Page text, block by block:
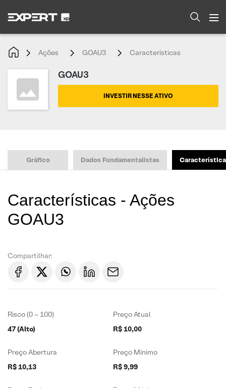
Ações GOAU3 Características
GOAU3
INVESTIR NESSE ATIVO
Gráfico Dados Fundamentalistas
Características - Ações
GOAU3
Compartilhar:
Risco (0 – 100)
47 (Alto)
Preço Atual
R$ 10,00
Preço Abertura
R$ 10,13
Preço Mínimo
R$ 9,99